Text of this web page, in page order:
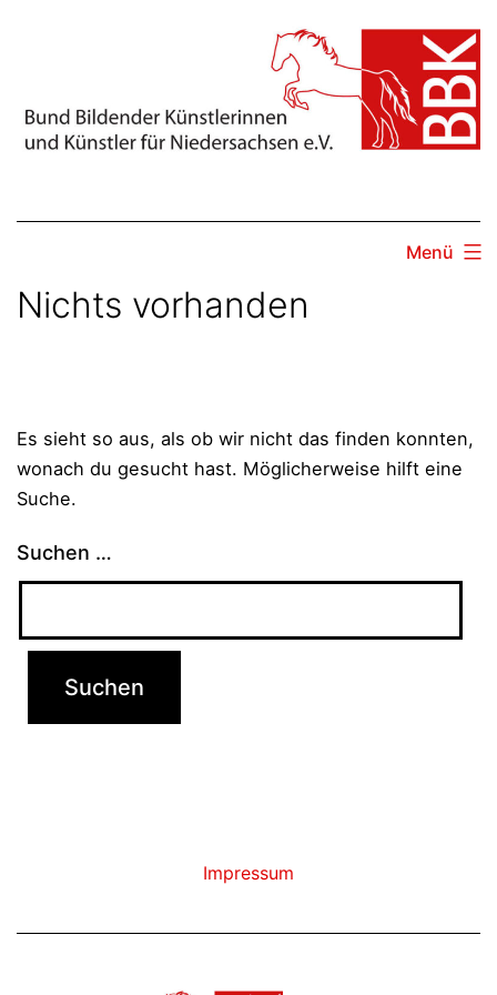
Menü
Nichts vorhanden
Es sieht so aus, als ob wir nicht das finden konnten,
wonach du gesucht hast. Möglicherweise hilft eine
Suche.
Suchen …
Impressum